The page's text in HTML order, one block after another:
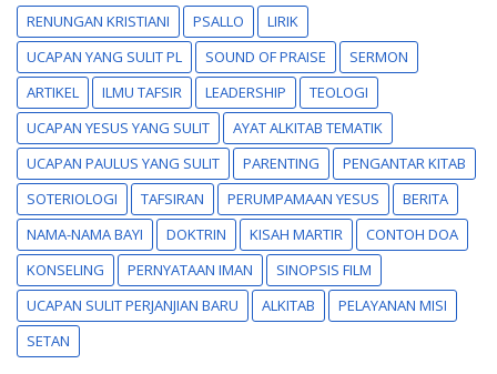
RENUNGAN KRISTIANI PSALLO
LIRIK
UCAPAN YANG SULIT PL
SOUND OF PRAISE
SERMON
ARTIKEL
ILMU TAFSIR LEADERSHIP
TEOLOGI
UCAPAN YESUS YANG SULIT
AYAT ALKITAB TEMATIK
UCAPAN PAULUS YANG SULIT
PARENTING
PENGANTAR KITAB
SOTERIOLOGI
TAFSIRAN PERUMPAMAAN YESUS
BERITA
NAMA-NAMA BAYI
DOKTRIN KISAH MARTIR
CONTOH DOA
KONSELING
PERNYATAAN IMAN
SINOPSIS FILM
UCAPAN SULIT PERJANJIAN BARU
ALKITAB
PELAYANAN MISI
SETAN